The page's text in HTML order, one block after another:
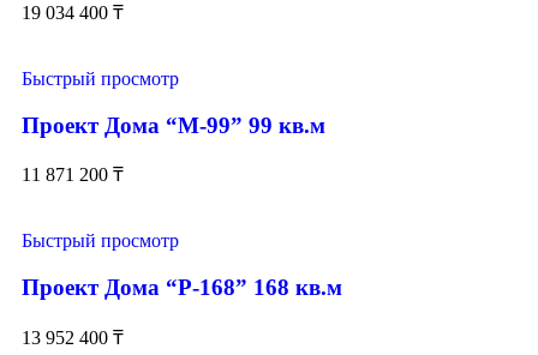
19 034 400 ₸
Быстрый просмотр
Проект Дома “М-99” 99 кв.м
11 871 200 ₸
Быстрый просмотр
Проект Дома “Р-168” 168 кв.м
13 952 400 ₸